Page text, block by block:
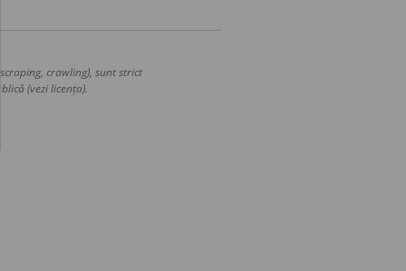
crawling), sunt strict
(vezi licența).